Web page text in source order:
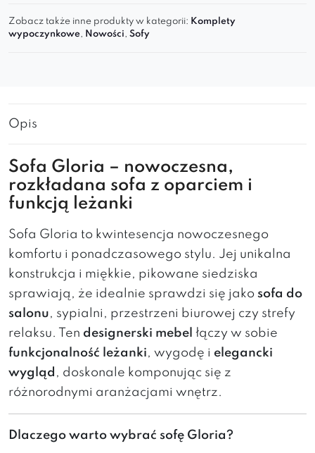
Zobacz także inne produkty w kategorii: Komplety
wypoczynkowe, Nowości, Sofy
Opis
Sofa Gloria – nowoczesna,
rozkładana sofa z oparciem i
funkcją leżanki
Sofa Gloria to kwintesencja nowoczesnego
komfortu i ponadczasowego stylu. Jej unikalna
konstrukcja i miękkie, pikowane siedziska
sprawiają, że idealnie sprawdzi się jako sofa do
salonu, sypialni, przestrzeni biurowej czy strefy
relaksu. Ten designerski mebel łączy w sobie
funkcjonalność leżanki, wygodę i elegancki
wygląd , doskonale komponując się z
różnorodnymi aranżacjami wnętrz.
Dlaczego warto wybrać sofę Gloria?